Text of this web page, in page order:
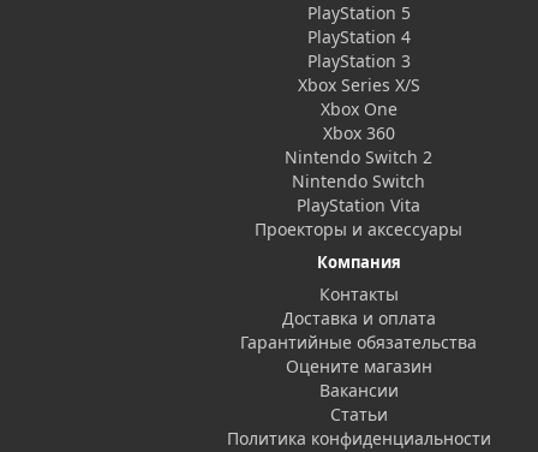
PlayStation 5
PlayStation 4
PlayStation 3
Xbox Series X/S
Xbox One
Xbox 360
Nintendo Switch 2
Nintendo Switch
PlayStation Vita
Проекторы и аксессуары
Компания
Контакты
Доставка и оплата
Гарантийные обязательства
Оцените магазин
Вакансии
Статьи
Политика конфиденциальности